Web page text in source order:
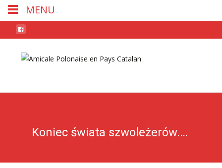
Koniec świata szwoleżerów. Czcigodni weterani — 1
MENU